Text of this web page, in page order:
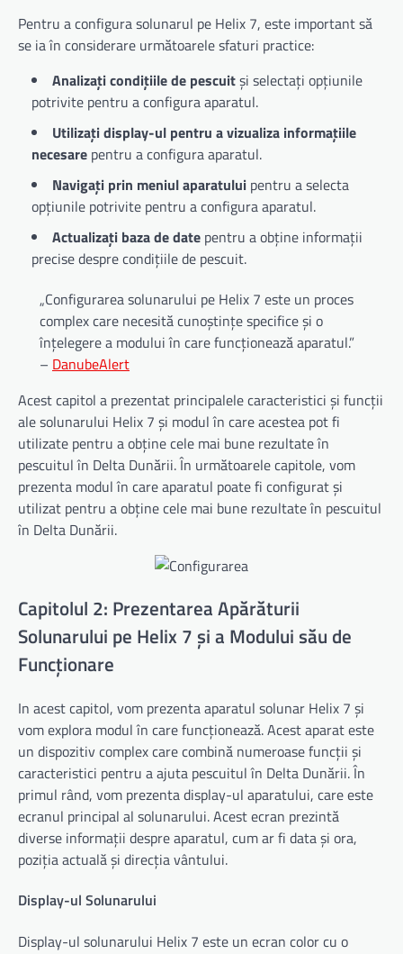
Pentru a configura solunarul pe Helix 7, este important să
se ia în considerare următoarele sfaturi practice:
Analizați condițiile de pescuitși selectați opțiunile
potrivite pentru a configura aparatul.
Utilizați display-ul pentru a vizualiza informațiile
necesare pentru a configura aparatul.
Navigați prin meniul aparatului pentru a selecta
opțiunile potrivite pentru a configura aparatul.
Actualizați baza de date pentru a obține informații
precise despre condițiile de pescuit.
„Configurarea solunarului pe Helix 7 este un proces
complex care necesită cunoștințe specifice și o
înțelegere a modului în care funcționează aparatul.”
– DanubeAlert
Acest capitol a prezentat principalele caracteristici și funcții
ale solunarului Helix 7 și modul în care acestea pot fi
utilizate pentru a obține cele mai bune rezultate în
pescuitul în Delta Dunării. În următoarele capitole, vom
prezenta modul în care aparatul poate fi configurat și
utilizat pentru a obține cele mai bune rezultate în pescuitul
în Delta Dunării.
Capitolul 2: Prezentarea Apărăturii
Solunarului pe Helix 7 și a Modului său de
Funcționare
In acest capitol, vom prezenta aparatul solunar Helix 7 și
vom explora modul în care funcționează. Acest aparat este
un dispozitiv complex care combină numeroase funcții și
caracteristici pentru a ajuta pescuitul în Delta Dunării. În
primul rând, vom prezenta display-ul aparatului, care este
ecranul principal al solunarului. Acest ecran prezintă
diverse informații despre aparatul, cum ar fi data și ora,
poziția actuală și direcția vântului.
Display-ul Solunarului
Display-ul solunarului Helix 7 este un ecran color cu o